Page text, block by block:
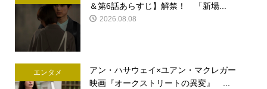
＆第6話あらすじ】解禁！ 「新場...
2026.08.08
エンタメ
アン・ハサウェイ×ユアン・マクレガー
映画『オークストリートの異変』 ...